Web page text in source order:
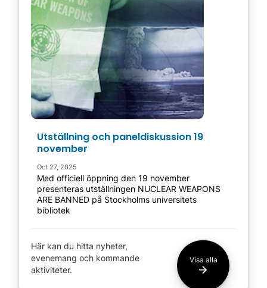
Utställning och paneldiskussion 19
november
Oct 27, 2025
Med officiell öppning den 19 november
presenteras utställningen NUCLEAR WEAPONS
ARE BANNED på Stockholms universitets
bibliotek
Visa alla
Här kan du hitta nyheter,
evenemang och kommande
aktiviteter.